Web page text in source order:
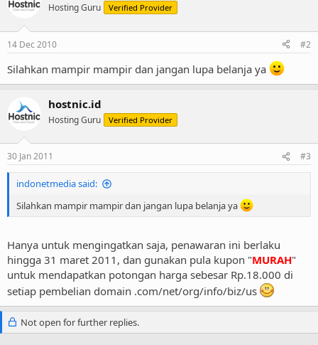
Hosting Guru Verified Provider
14 Dec 2010 #2
Silahkan mampir mampir dan jangan lupa belanja ya
hostnic.id
Hosting Guru Verified Provider
30 Jan 2011 #3
indonetmedia said:
Silahkan mampir mampir dan jangan lupa belanja ya
Hanya untuk mengingatkan saja, penawaran ini berlaku
hingga 31 maret 2011, dan gunakan pula kupon "MURAH"
untuk mendapatkan potongan harga sebesar Rp.18.000 di
setiap pembelian domain .com/net/org/info/biz/us
Not open for further replies.